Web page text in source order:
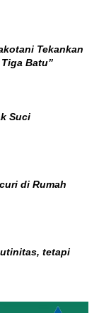
Tekankan
Batu”
Suci
di Rumah
tetapi